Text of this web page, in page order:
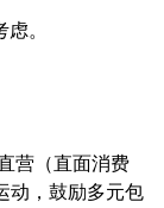
。
营（直面消费
动，鼓励多元包